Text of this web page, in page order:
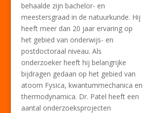
behaalde zijn bachelor- en
meestersgraad in de natuurkunde. Hij
heeft meer dan 20 jaar ervaring op
het gebied van onderwijs- en
postdoctoraal niveau. Als
onderzoeker heeft hij belangrijke
bijdragen gedaan op het gebied van
atoom Fysica, kwantummechanica en
thermodynamica. Dr. Patel heeft een
aantal onderzoeksprojecten